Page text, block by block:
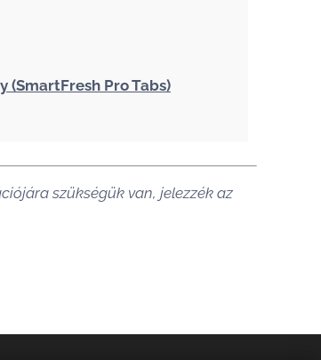
(SmartFresh Pro Tabs)
szükségük van, jelezzék az